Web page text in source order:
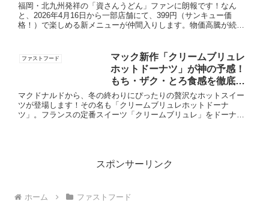
ポ！
福岡・北九州発祥の「資さんうどん」ファンに朗報です！なん
と、2026年4月16日から一部店舗にて、399円（サンキュー価
格！）で楽しめる新メニューが仲間入りします。物価高騰が続く
ファストフード
マック新作「クリームブリュレ
ホットドーナツ」が神の予感！
もち・ザク・とろ食感を徹底解
剖！
マクドナルドから、冬の終わりにぴったりの贅沢なホットスイー
ツが登場します！その名も「クリームブリュレホットドーナ
ツ」。フランスの定番スイーツ「クリームブリュレ」をドーナツ
スポンサーリンク
ホーム ファストフード